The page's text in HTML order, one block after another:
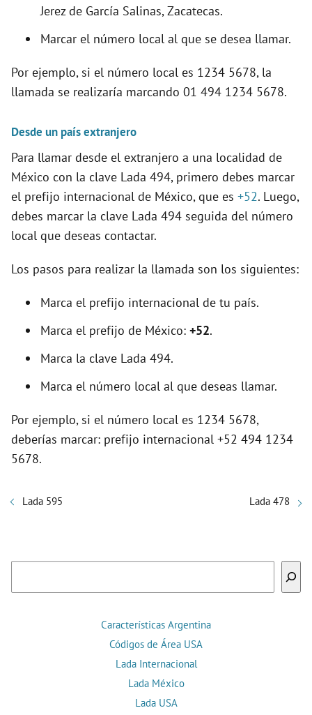
Jerez de García Salinas, Zacatecas.
Marcar el número local al que se desea llamar.
Por ejemplo, si el número local es 1234 5678, la
llamada se realizaría marcando 01 494 1234 5678.
Desde un país extranjero
Para llamar desde el extranjero a una localidad de
México con la clave Lada 494, primero debes marcar
el prefijo internacional de México, que es +52. Luego,
debes marcar la clave Lada 494 seguida del número
local que deseas contactar.
Los pasos para realizar la llamada son los siguientes:
Marca el prefijo internacional de tu país.
Marca el prefijo de México: +52.
Marca la clave Lada 494.
Marca el número local al que deseas llamar.
Por ejemplo, si el número local es 1234 5678,
deberías marcar: prefijo internacional +52 494 1234
5678.
Lada 595 Lada 478
Características Argentina
Códigos de Área USA
Lada Internacional
Lada México
Lada USA